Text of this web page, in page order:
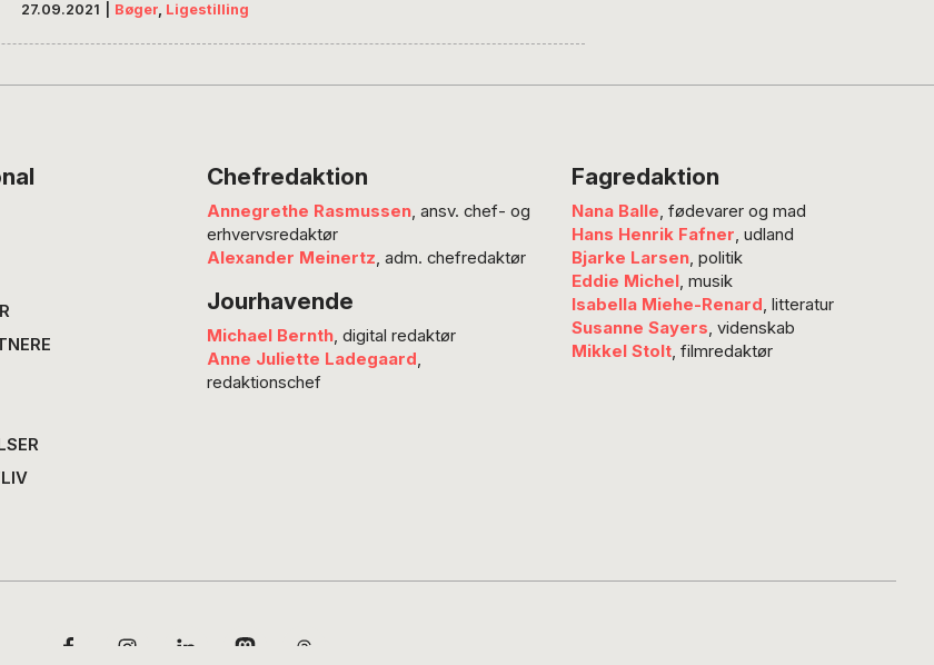
være ukontroversielt. For vi har ikke demokrati, hvis ikke vi er
lige meget værd, skriver professor Peter Lauritsen.
27.09.2021 Bøger, Ligestilling
Chefredaktion
Annegrethe Rasmussen, ansv. chef- og
erhvervsredaktør
Alexander Meinertz, adm. chefredaktør
Jourhavende
Michael Bernth, digital redaktør
Anne Juliette Ladegaard,
redaktionschef
Fagredaktion
Nana Balle, fødevarer og mad
Hans Henrik Fafner, udland
Bjarke Larsen, politik
Eddie Michel, musik
Isabella Miehe-Renard, litteratur
Susanne Sayers, videnskab
Mikkel Stolt, filmredaktør